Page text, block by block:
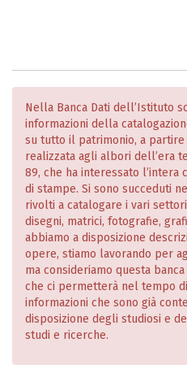
Nella Banca Dati dell’Istituto
informazioni della
su tutto il patrimonio, a partire
realizzata agli albori dell’era
89, che ha interessato
di stampe. Si sono succeduti
rivolti a catalogare i vari
disegni, matrici, fotografie,
abbiamo a disposizione
opere, stiamo lavorando per
ma consideriamo questa
che ci permetterà nel tempo
informazioni che sono già
disposizione degli studiosi e
studi e ricerche.